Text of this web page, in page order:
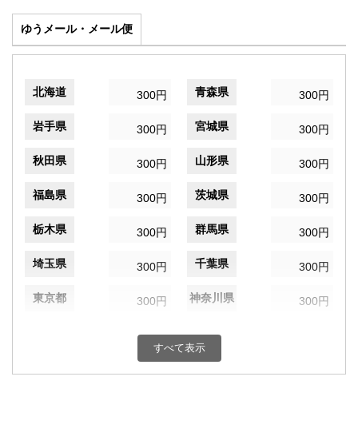
ゆうメール・メール便
北海道 300円 青森県 300円
岩手県 300円 宮城県 300円
秋田県 300円 山形県 300円
福島県 300円 茨城県 300円
栃木県 300円 群馬県 300円
埼玉県 300円 千葉県 300円
東京都 300円 神奈川県 300円
300円 富山県
すべて表示